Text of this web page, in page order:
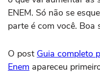
ENEM. Só não se
parte é com você. Boa
O post Guia completo
Enem apareceu